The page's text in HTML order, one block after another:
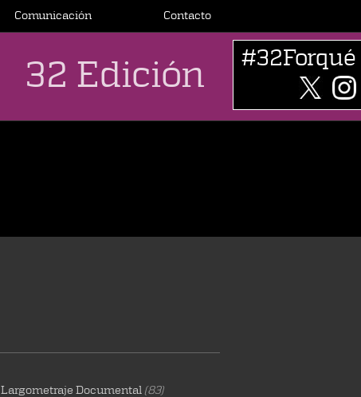
Comunicación Contacto
32 Edición #32Forqué
Largometraje Documental (83)